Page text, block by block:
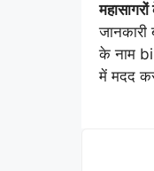
के नाम
में मदद